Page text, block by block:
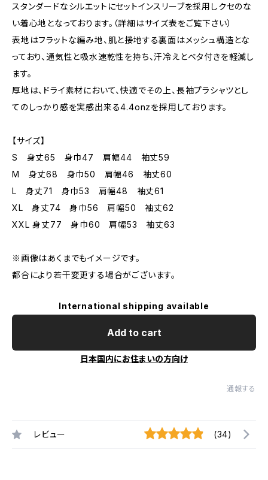
スタンダードなシルエットにセットインスリーブを採用しクセのな
い着心地となっております。（詳細はサイズ表をご覧下さい）
表地はフラットな編み地、肌と接地する裏面はメッシュ構造とな
っており、通気性と吸水速乾性を持ち、汗冷えとベタ付きを軽減し
ます。
厚地は、ドライ素材において、快適でその上、長袖プラシャツとし
てのしっかり感を実感出来る4.4onzを採用しております。
【サイズ】
S 身丈65 身巾47 肩幅44 袖丈59
M 身丈68 身巾50 肩幅46 袖丈60
L 身丈71 身巾53 肩幅48 袖丈61
XL 身丈74 身巾56 肩幅50 袖丈62
XXL 身丈77 身巾60 肩幅53 袖丈63
※画像はあくまでもイメージです。
都合により若干変更する場合がございます。
International shipping available
Add to cart
日本国内にお住まいの方向け
通報する
レビュー (34)